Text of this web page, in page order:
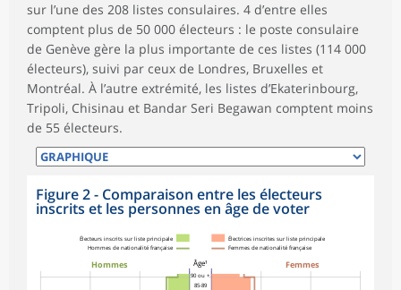
sur l’une des 208 listes consulaires. 4 d’entre elles
comptent plus de 50 000 électeurs : le poste consulaire
de Genève gère la plus importante de ces listes (114 000
électeurs), suivi par ceux de Londres, Bruxelles et
Montréal. À l’autre extrémité, les listes d’Ekaterinbourg,
Tripoli, Chisinau et Bandar Seri Begawan comptent moins
de 55 électeurs.
Figure 2 - Comparaison entre les électeurs
inscrits et les personnes en âge de voter
Âge¹
85-89
90 ou +
Hommes de nationalité française
Électeurs inscrits sur liste principale
Femmes de nationalité française
Électrices inscrites sur liste principale
Hommes Femmes